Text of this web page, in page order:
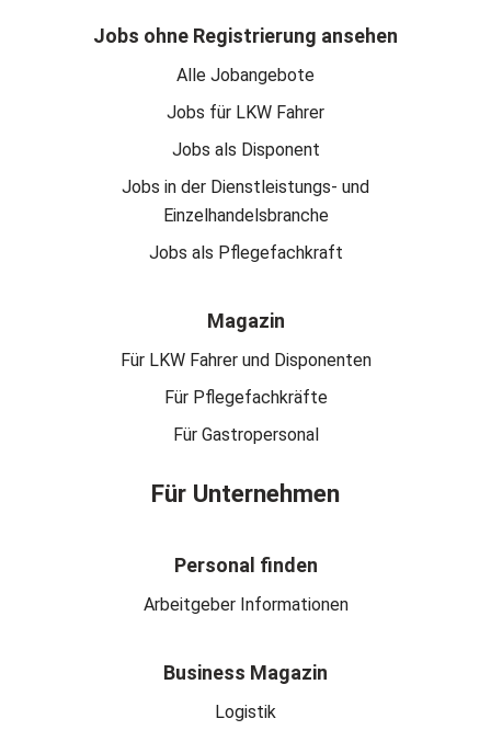
Jobs ohne Registrierung ansehen
Alle Jobangebote
Jobs für LKW Fahrer
Jobs als Disponent
Jobs in der Dienstleistungs- und
Einzelhandelsbranche
Jobs als Pflegefachkraft
Magazin
Für LKW Fahrer und Disponenten
Für Pflegefachkräfte
Für Gastropersonal
Für Unternehmen
Personal finden
Arbeitgeber Informationen
Business Magazin
Logistik